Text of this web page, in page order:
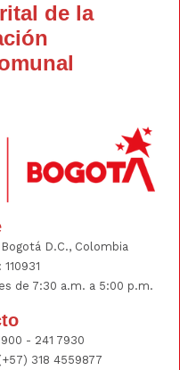
de la
D.C., Colombia
de 7:30 a.m. a 5:00 p.m.
- 241 7930
318 4559877